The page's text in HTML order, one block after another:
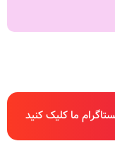
ما کلیک کنید